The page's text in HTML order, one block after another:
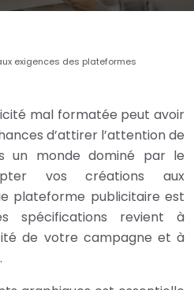
exigences des plateformes
mal formatée peut avoir
d’attirer l’attention de
un monde dominé par le
vos créations aux
plateforme publicitaire est
spécifications revient à
de votre campagne et à